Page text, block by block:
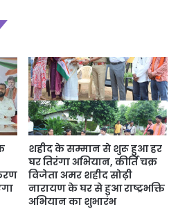
शहीद के सम्मान से शुरू हुआ हर
घर तिरंगा अभियान, कीर्ति चक्र
विजेता अमर शहीद सोढ़ी
नारायण के घर से हुआ राष्ट्रभक्ति
अभियान का शुभारंभ